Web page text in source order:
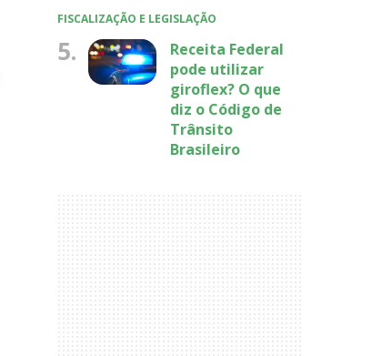
FISCALIZAÇÃO E LEGISLAÇÃO
5.
Receita Federal
pode utilizar
giroflex? O que
diz o Código de
Trânsito
Brasileiro